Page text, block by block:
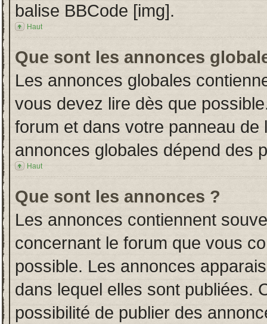
balise BBCode [img].
Haut
Que sont les annonces
Les annonces globales
vous devez lire dès que
forum et dans votre panneau de
annonces globales dépend des
Haut
Que sont les annonces ?
Les annonces contiennent
concernant le forum que vous
possible. Les annonces
dans lequel elles sont publiées.
possibilité de publier des